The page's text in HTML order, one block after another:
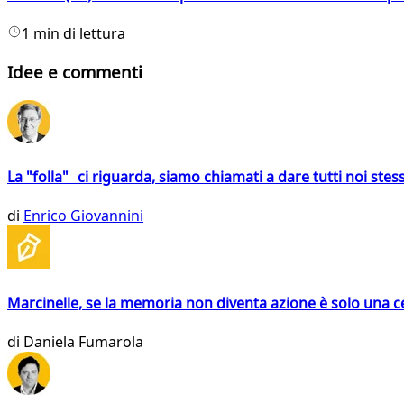
1 min di lettura
Idee e commenti
La "folla" ci riguarda, siamo chiamati a dare tutti noi
di Enrico Giovannini
Marcinelle, se la memoria non diventa azione è solo una
di Daniela Fumarola